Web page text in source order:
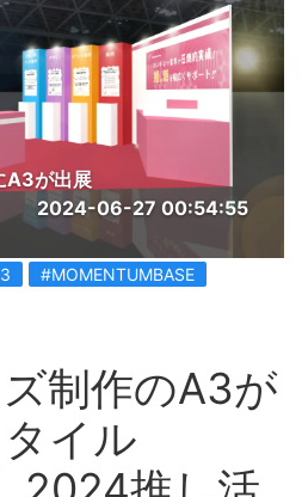
A3が出展
2024-06-27 00:54:55
#MOMENTUMBASE
制作のA3が
タイル